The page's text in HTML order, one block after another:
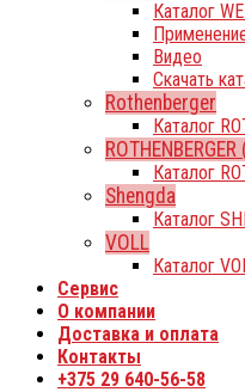
Каталог
Видео
Скачать
Rothenberger
Каталог
Каталог
Shengda
Каталог
VOLL
Каталог
Сервис
О компании
Доставка и оплата
Контакты
+375 29 640-56-58